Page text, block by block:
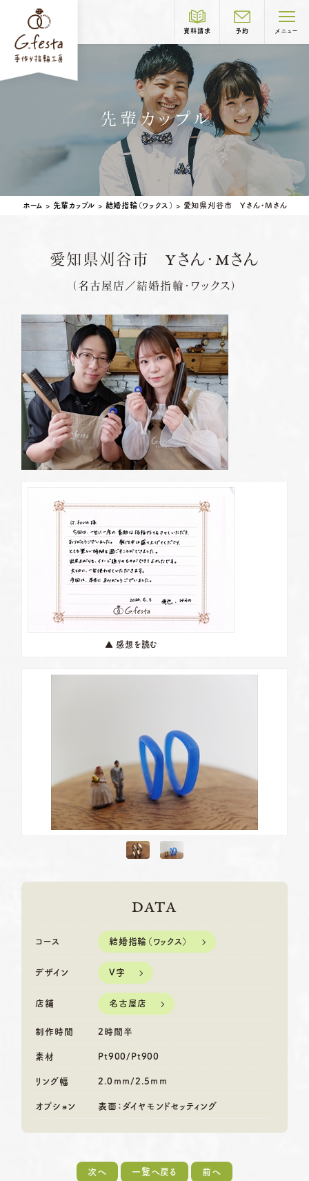
資料請求 予約 メニュー
G.festaについて
制作コース紹介
COURSE
結婚指輪 婚約指輪
ベビーリング 結婚記念日リング
デザイン事例
お店を探す
資料請求
ブログ・新着情報
先輩カップル
ホーム > 先輩カップル > 結婚指輪（ワックス） > 愛知県刈谷市 Yさん・Mさん
愛知県刈谷市 Yさん・Mさん
（名古屋店／結婚指輪・ワックス）
▲ 感想を読む
DATA
コース 結婚指輪（ワックス）
デザイン V字
店舗 名古屋店
制作時間 2時間半
素材 Pt900/Pt900
リング幅 2.0ｍｍ/2.5ｍｍ
オプション 表面：ダイヤモンドセッティング
次へ 一覧へ戻る 前へ
岐阜本店 TEL.058-265-2756
定休日
第2・第4火曜日・毎週水曜日
※祝日の場合は営業
岡崎店 TEL.0564-74-8033
営業時間 10:00〜18:30
定休日
火曜日・水曜日
※祝日の場合は営業
三重店 TEL.059-392-6577
営業時間 10:00〜18:30
定休日
火曜日・水曜日
浜松店 TEL.053-455-2177
営業時間 10:00〜18:30
定休日
火曜日・水曜日
※祝日の場合は営業